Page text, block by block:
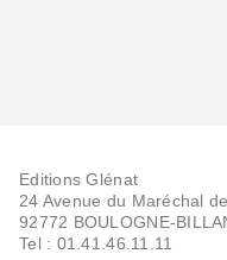
Editions Glénat
24 Avenue du Maréchal
92772 BOULOGNE-
Tel : 01.41.46.11.11